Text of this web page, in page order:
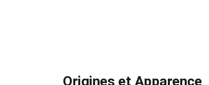
Origines et Apparence